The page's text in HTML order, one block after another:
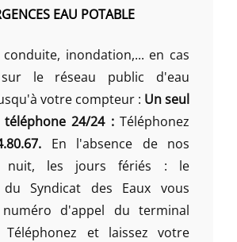
EAU POTABLE
inondation,... en cas
sur le réseau public d'eau
votre compteur : Un seul
24/24 :Téléphonez
En l'absence de nos
nuit, les jours fériés : le
Syndicat des Eaux vous
d'appel du terminal
Téléphonez et laissez votre